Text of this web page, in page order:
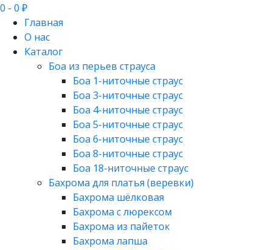
0 - 0 ₽
Главная
О нас
Каталог
Боа из перьев страуса
Боа 1-ниточные страус
Боа 3-ниточные страус
Боа 4-ниточные страус
Боа 5-ниточные страус
Боа 6-ниточные страус
Боа 8-ниточные страус
Боа 18-ниточные страус
Бахрома для платья (веревки)
Бахрома шёлковая
Бахрома с люрексом
Бахрома из пайеток
Бахрома лапша